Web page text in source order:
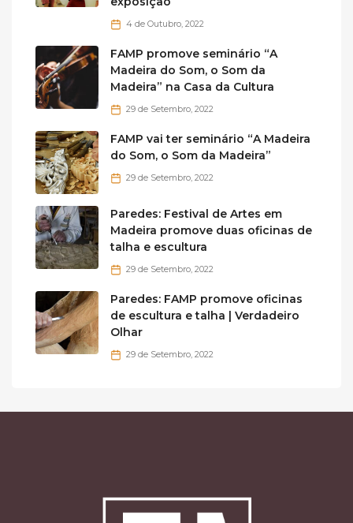
4 de Outubro, 2022
FAMP promove seminário “A
Madeira do Som, o Som da
Madeira” na Casa da Cultura
29 de Setembro, 2022
FAMP vai ter seminário “A Madeira
do Som, o Som da Madeira”
29 de Setembro, 2022
Paredes: Festival de Artes em
Madeira promove duas oficinas de
talha e escultura
29 de Setembro, 2022
Paredes: FAMP promove oficinas
de escultura e talha | Verdadeiro
Olhar
29 de Setembro, 2022